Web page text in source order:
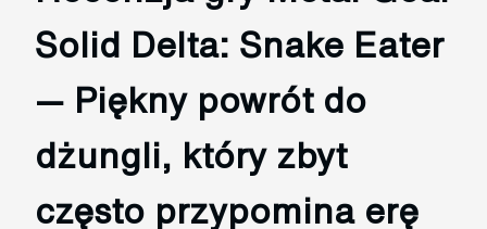
Solid Delta: Snake Eater
— Piękny powrót do
dżungli, który zbyt
często przypomina erę